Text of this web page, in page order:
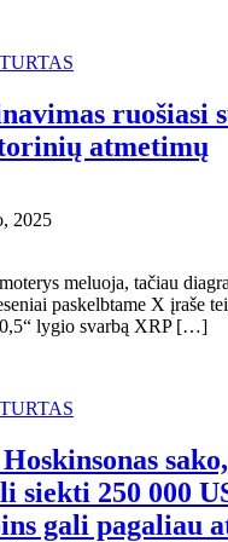
ruošiasi
atmetimų
2025
meluoja, tačiau
paskelbtame X įraše
lygio svarbą XRP […]
siekti 250 000
gali pagaliau